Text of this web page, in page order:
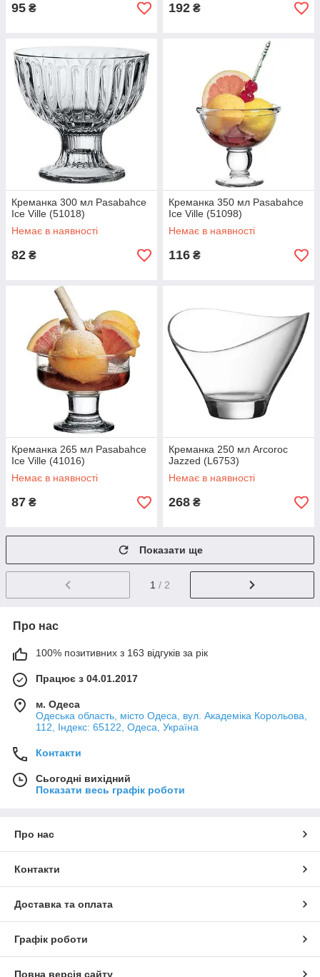
95 ₴ 192 ₴
Креманка 300 мл Pasabahce
Ice Ville (51018)
Немає в наявності
82 ₴
Креманка 350 мл Pasabahce
Ice Ville (51098)
Немає в наявності
116 ₴
Креманка 265 мл Pasabahce
Ice Ville (41016)
Немає в наявності
87 ₴
Креманка 250 мл Arcoroc
Jazzed (L6753)
Немає в наявності
268 ₴
Показати ще
1 / 2
Про нас
100% позитивних з 163 відгуків за рік
Працює з 04.01.2017
м. Одеса
Одеська область, місто Одеса, вул. Академіка Корольова,
112, Індекс: 65122, Одеса, Україна
Контакти
Сьогодні вихідний
Показати весь графік роботи
Про нас
Контакти
Доставка та оплата
Графік роботи
Повна версія сайту